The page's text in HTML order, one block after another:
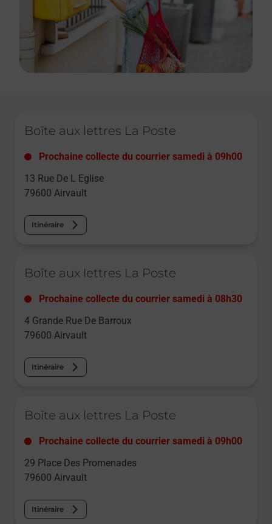
Boîte aux lettres La Poste
Prochaine collecte du courrier samedi à 09h00
13 Rue De L Eglise
79600 Airvault
Itinéraire
Boîte aux lettres La Poste
Prochaine collecte du courrier samedi à 08h30
4 Grande Rue De Barroux
79600 Airvault
Itinéraire
Boîte aux lettres La Poste
Prochaine collecte du courrier samedi à 09h00
29 Place Des Promenades
79600 Airvault
Itinéraire